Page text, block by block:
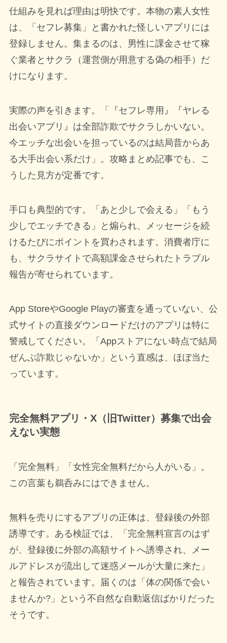
仕組みを見れば理由は明快です。本物の素人女性
は、「セフレ募集」と書かれた怪しいアプリには
登録しません。集まるのは、男性に課金させて稼
ぐ業者とサクラ（運営側が用意する偽の相手）だ
けになります。
実際の声を引きます。「『セフレ専用』『ヤレる
出会いアプリ』は全部詐欺でサクラしかいない。
今エッチな出会いを担っているのは結局昔からあ
る大手出会い系だけ」。攻略まとめ記事でも、こ
うした見方が定番です。
手口も典型的です。「あと少しで会える」「もう
少しでエッチできる」と煽られ、メッセージを続
けるたびにポイントを買わされます。消費者庁に
も、サクラサイトで高額課金させられたトラブル
報告が寄せられています。
App StoreやGoogle Playの審査を通っていない、公
式サイトの直接ダウンロードだけのアプリは特に
警戒してください。「Appストアにない時点で結局
ぜんぶ詐欺じゃないか」という直感は、ほぼ当た
っています。
完全無料アプリ・X（旧Twitter）募集で出会
えない実態
「完全無料」「女性完全無料だから人がいる」。
この言葉も鵜呑みにはできません。
無料を売りにするアプリの正体は、登録後の外部
誘導です。ある検証では、「完全無料宣言のはず
が、登録後に外部の高額サイトへ誘導され、メー
ルアドレスが流出して迷惑メールが大量に来た」
と報告されています。届くのは「体の関係で会い
ませんか?」という不自然な自動返信ばかりだった
そうです。